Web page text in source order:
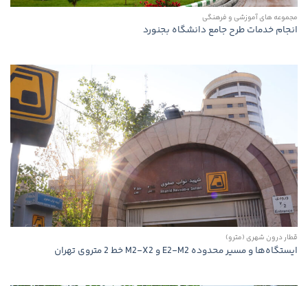
مجموعه های آموزشی و فرهنگی
انجام خدمات طرح جامع دانشگاه بجنورد
قطار درون شهری (مترو)
ایستگاه‌ها و مسیر محدوده E2-M2 و M2-X2 خط 2 متروی تهران